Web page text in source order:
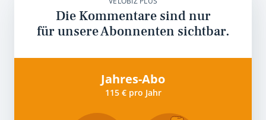
Die Kommentare sind nur
für unsere Abonnenten sichtbar.
Jahres-Abo
115 € pro Jahr